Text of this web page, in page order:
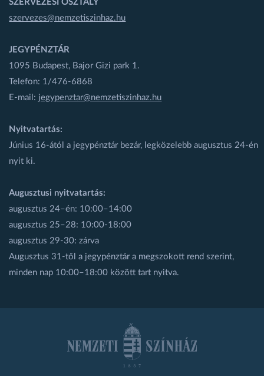
SZERVEZÉSI OSZTÁLY
szervezes@nemzetiszinhaz.hu
JEGYPÉNZTÁR
1095 Budapest, Bajor Gizi park 1.
Telefon: 1/476-6868
E-mail: jegypenztar@nemzetiszinhaz.hu
Nyitvatartás:
Június 16-ától a jegypénztár bezár, legközelebb augusztus 24-én
nyit ki.
Augusztusi nyitvatartás:
augusztus 24–én: 10:00–14:00
augusztus 25–28: 10:00-18:00
augusztus 29-30: zárva
Augusztus 31-től a jegypénztár a megszokott rend szerint,
minden nap 10:00–18:00 között tart nyitva.